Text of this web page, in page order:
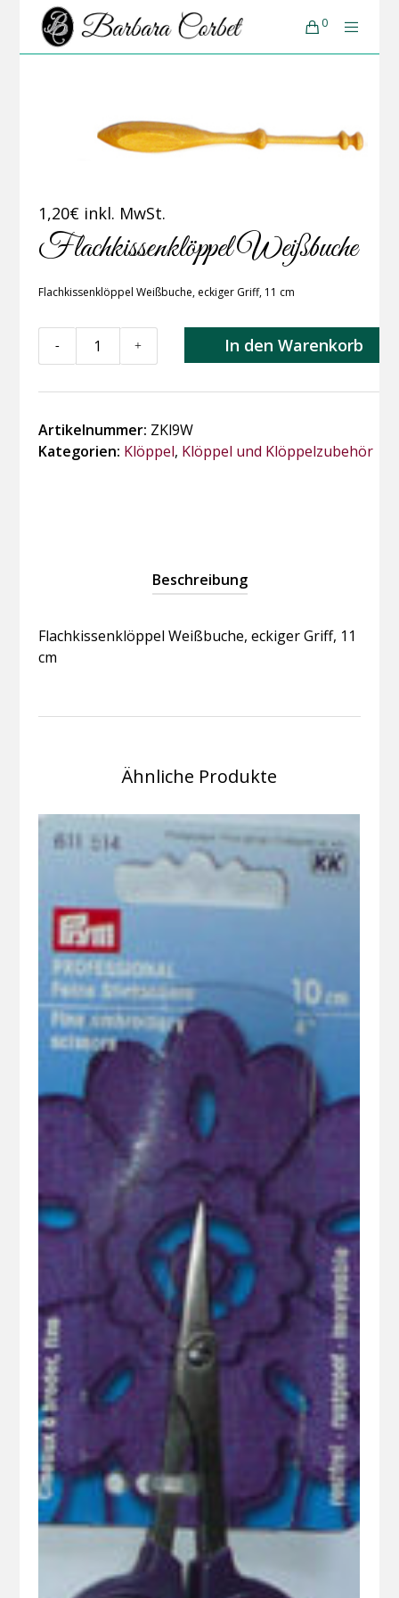
0
1,20€ inkl. MwSt.
Flachkissenklöppel Weißbuche
Flachkissenklöppel Weißbuche, eckiger Griff, 11 cm
Flachkissenklöppel
Weißbuche
- + In den Warenkorb
Artikelnummer: ZKl9W
Kategorien: Klöppel, Klöppel und Klöppelzubehör
Beschreibung
Flachkissenklöppel Weißbuche, eckiger Griff, 11
cm
Ähnliche Produkte